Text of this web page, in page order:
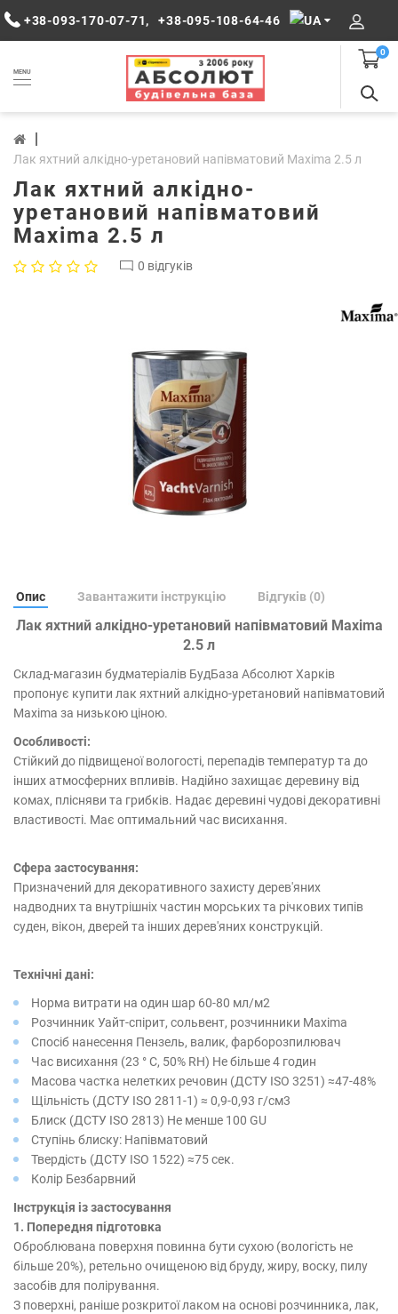
+38-093-170-07-71, +38-095-108-64-46
MENU
0
Лак яхтний алкідно-уретановий напівматовий Maxima 2.5 л
Лак яхтний алкідно-
уретановий напівматовий
Maxima 2.5 л
0 відгуків
Опис Завантажити інструкцію Відгуків (0)
Лак яхтний алкідно-уретановий напівматовий Maxima
2.5 л
Склад-магазин будматеріалів БудБаза Абсолют Харків
пропонує купити лак яхтний алкідно-уретановий напівматовий
Maxima за низькою ціною.
Особливості:
Стійкий до підвищеної вологості, перепадів температур та до
інших атмосферних впливів. Надійно захищає деревину від
комах, плісняви ​​та грибків. Надає деревині чудові декоративні
властивості. Має оптимальний час висихання.
Сфера застосування:
Призначений для декоративного захисту дерев'яних
надводних та внутрішніх частин морських та річкових типів
суден, вікон, дверей та інших дерев'яних конструкцій.
Технічні дані:
Норма витрати на один шар 60-80 мл/м2
Розчинник Уайт-спірит, сольвент, розчинники Maxima
Спосіб нанесення Пензель, валик, фарборозпилювач
Час висихання (23 ° С, 50% RH) Не більше 4 годин
Масова частка нелетких речовин (ДСТУ ISO 3251) ≈47-48%
Щільність (ДСТУ ISO 2811-1) ≈ 0,9-0,93 г/см3
Блиск (ДСТУ ISO 2813) Не менше 100 GU
Ступінь блиску: Напівматовий
Твердість (ДСТУ ISO 1522) ≈75 сек.
Колір Безбарвний
Інструкція із застосування
1. Попередня підготовка
Оброблювана поверхня повинна бути сухою (вологість не
більше 20%), ретельно очищеною від бруду, жиру, воску, пилу
засобів для полірування.
З поверхні, раніше розкритої лаком на основі розчинника, лак,